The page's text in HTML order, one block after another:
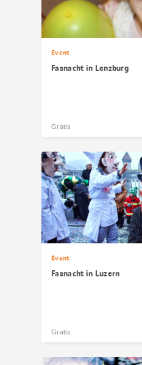
Event
Fasnacht in Lenzburg
Gratis
Event
Fasnacht in Luzern
Gratis